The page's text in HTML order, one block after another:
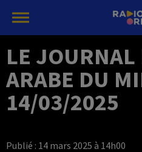
LE JOURNAL
ARABE DU
14/03/2025
Publié : 14 mars 2025 à 14h00